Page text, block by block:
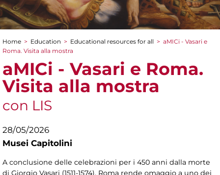
You are here
Home > Education > Educational resources for all > aMICi - Vasari e
Roma. Visita alla mostra
aMICi - Vasari e Roma.
Visita alla mostra
con LIS
28/05/2026
Musei Capitolini
A conclusione delle celebrazioni per i 450 anni dalla morte
di Giorgio Vasari (1511-1574), Roma rende omaggio a uno dei